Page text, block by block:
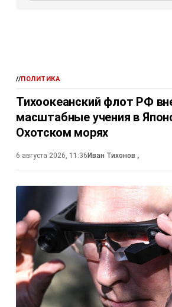
//ПОЛИТИКА
Тихоокеанский флот РФ
масштабные учения в
Охотском морях
6 августа 2026, 11:36Иван Тихонов ,